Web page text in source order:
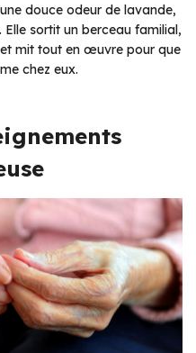
douce odeur de lavande,
sortit un berceau familial,
mit tout en œuvre pour que
chez eux.